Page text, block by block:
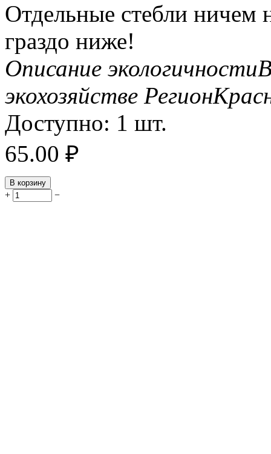
Отдельные стебли ничем
граздо ниже!
Описание экологичности
экохозяйстве Регион
Доступно: 1 шт.
65.00 ₽
В корзину
+ −